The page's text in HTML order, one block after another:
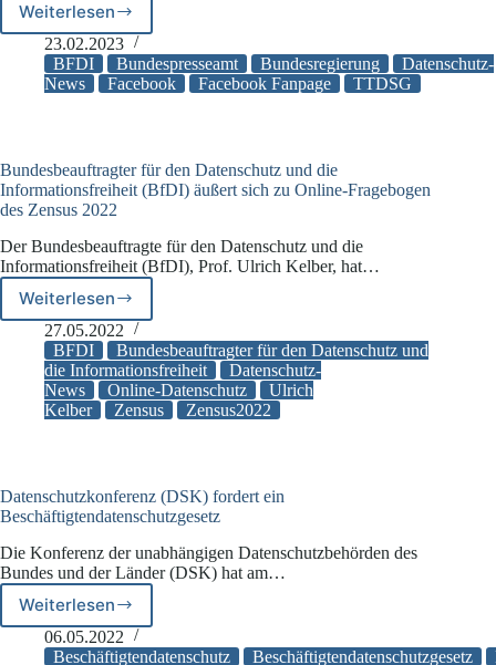
WeiterlesenBundesregierung
muss
Facebook-
Fanpage
23.02.2023
BFDI
Bundespresseamt Bundesregierung
Datenschutz-
News
Facebook Facebook Fanpage TTDSG
Bundesbeauftragter für den Datenschutz und die
Informationsfreiheit (BfDI) äußert sich zu Online-Fragebogen
des Zensus 2022
Der Bundesbeauftragte für den Datenschutz und die
Informationsfreiheit (BfDI), Prof. Ulrich Kelber, hat…
WeiterlesenBundesbeauftragter
für
den
Datenschutz
und
die
sich
zu
Fragebogen
des
Zensus
2022
27.05.2022
BFDI
Bundesbeauftragter für den Datenschutz und
die Informationsfreiheit
Datenschutz-
News
Online-Datenschutz
Ulrich
Kelber
Zensus Zensus2022
Datenschutzkonferenz (DSK) fordert ein
Beschäftigtendatenschutzgesetz
Die Konferenz der unabhängigen Datenschutzbehörden des
Bundes und der Länder (DSK) hat am…
WeiterlesenDatenschutzkonferenz
(DSK)
fordert
06.05.2022
Beschäftigtendatenschutz
Beschäftigtendatenschutzgesetz